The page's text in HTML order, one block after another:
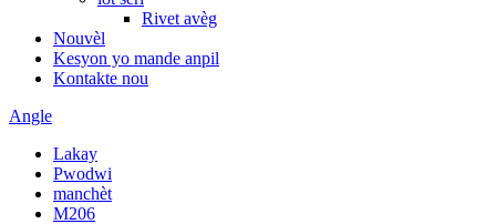
Rivet avèg
Nouvèl
Kesyon yo mande anpil
Kontakte nou
Angle
Lakay
Pwodwi
manchèt
M206